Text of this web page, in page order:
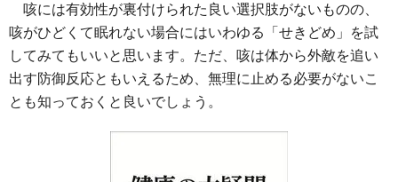
咳には有効性が裏付けられた良い選択肢がないものの、
咳がひどくて眠れない場合にはいわゆる「せきどめ」を試
してみてもいいと思います。ただ、咳は体から外敵を追い
出す防御反応ともいえるため、無理に止める必要がないこ
とも知っておくと良いでしょう。